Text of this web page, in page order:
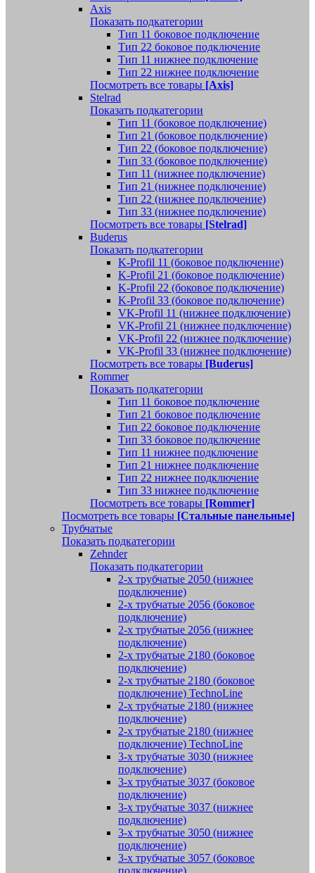
Axis
Показать подкатегории
Тип 11 боковое подключение
Тип 22 боковое подключение
Тип 11 нижнее подключение
Тип 22 нижнее подключение
Посмотреть все товары [Axis]
Stelrad
Показать подкатегории
Tип 11 (боковое подключение)
Тип 21 (боковое подключение)
Тип 22 (боковое подключение)
Тип 33 (боковое подключение)
Тип 11 (нижнее подключение)
Тип 21 (нижнее подключение)
Тип 22 (нижнее подключение)
Тип 33 (нижнее подключение)
Посмотреть все товары [Stelrad]
Buderus
Показать подкатегории
K-Profil 11 (боковое подключение)
K-Profil 21 (боковое подключение)
K-Profil 22 (боковое подключение)
K-Profil 33 (боковое подключение)
VK-Profil 11 (нижнее подключение)
VK-Profil 21 (нижнее подключение)
VK-Profil 22 (нижнее подключение)
VK-Profil 33 (нижнее подключение)
Посмотреть все товары [Buderus]
Rommer
Показать подкатегории
Тип 11 боковое подключение
Тип 21 боковое подключение
Тип 22 боковое подключение
Тип 33 боковое подключение
Тип 11 нижнее подключение
Тип 21 нижнее подключение
Тип 22 нижнее подключение
Тип 33 нижнее подключение
Посмотреть все товары [Rommer]
Посмотреть все товары [Стальные панельные]
Трубчатые
Показать подкатегории
Zehnder
Показать подкатегории
2-х трубчатые 2050 (нижнее
подключение)
2-х трубчатые 2056 (боковое
подключение)
2-х трубчатые 2056 (нижнее
подключение)
2-х трубчатые 2180 (боковое
подключение)
2-х трубчатые 2180 (боковое
подключение) TechnoLine
2-х трубчатые 2180 (нижнее
подключение)
2-х трубчатые 2180 (нижнее
подключение) TechnoLine
3-х трубчатые 3030 (нижнее
подключение)
3-х трубчатые 3037 (боковое
подключение)
3-х трубчатые 3037 (нижнее
подключение)
3-х трубчатые 3050 (нижнее
подключение)
3-х трубчатые 3057 (боковое
подключение)